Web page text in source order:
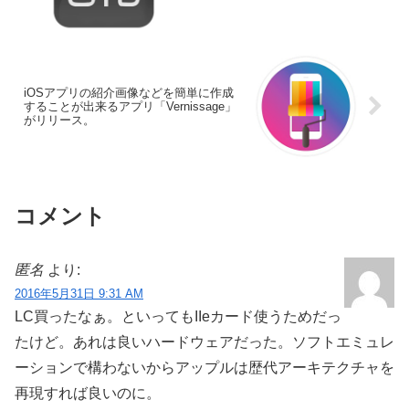
iOSアプリの紹介画像などを簡単に作成
することが出来るアプリ「Vernissage」
がリリース。
コメント
匿名 より:
2016年5月31日 9:31 AM
LC買ったなぁ。といってもIIeカード使うためだっ
たけど。あれは良いハードウェアだった。ソフトエミュレ
ーションで構わないからアップルは歴代アーキテクチャを
再現すれば良いのに。